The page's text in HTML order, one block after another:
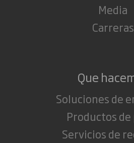
Media
Carreras
Que
Soluciones de
Productos de
Servicios de